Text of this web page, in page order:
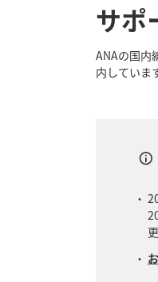
サポ
ANAの国内
内していま